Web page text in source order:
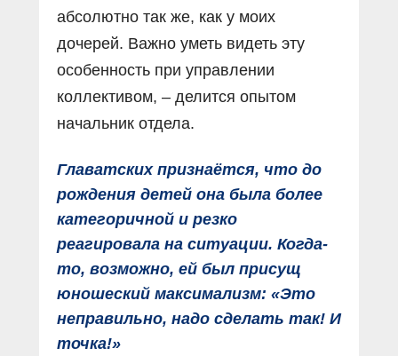
абсолютно так же, как у моих
дочерей. Важно уметь видеть эту
особенность при управлении
коллективом, – делится опытом
начальник отдела.
Главатских признаётся, что до
рождения детей она была более
категоричной и резко
реагировала на ситуации. Когда-
то, возможно, ей был присущ
юношеский максимализм: «Это
неправильно, надо сделать так! И
точка!»